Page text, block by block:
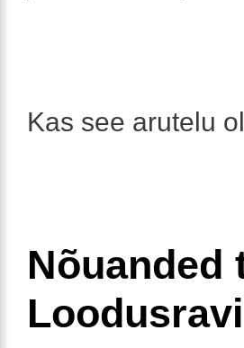
Kas see arutelu
Nõuanded
Loodusravi